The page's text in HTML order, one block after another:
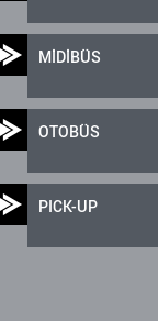
MİDİBÜS
OTOBÜS
PICK-UP